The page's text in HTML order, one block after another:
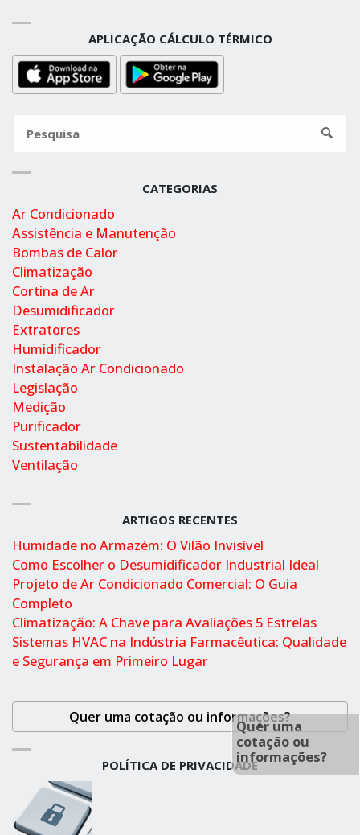
Quer uma
cotação ou
informações?
APLICAÇÃO CÁLCULO TÉRMICO
CATEGORIAS
Ar Condicionado
Assistência e Manutenção
Bombas de Calor
Climatização
Cortina de Ar
Desumidificador
Extratores
Humidificador
Instalação Ar Condicionado
Legislação
Medição
Purificador
Sustentabilidade
Ventilação
ARTIGOS RECENTES
Humidade no Armazém: O Vilão Invisível
Como Escolher o Desumidificador Industrial Ideal
Projeto de Ar Condicionado Comercial: O Guia
Completo
Climatização: A Chave para Avaliações 5 Estrelas
Sistemas HVAC na Indústria Farmacêutica: Qualidade
e Segurança em Primeiro Lugar
Quer uma cotação ou informações?
POLÍTICA DE PRIVACIDADE